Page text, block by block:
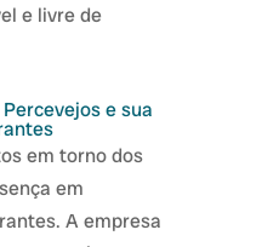
e livre de
e sua
em torno dos
em
A empresa